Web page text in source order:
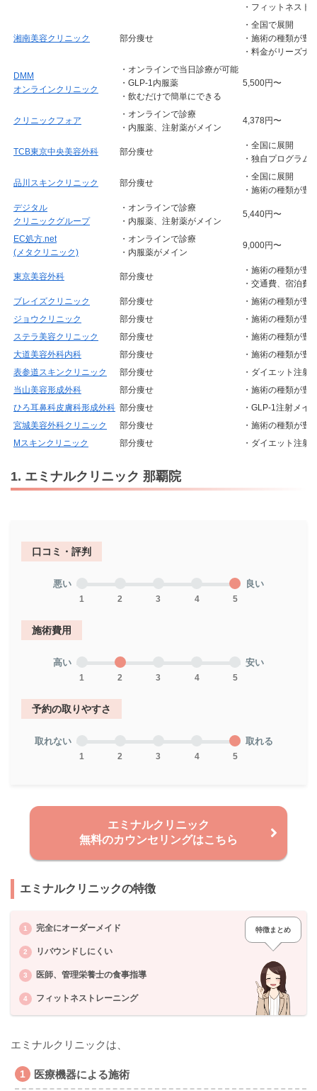
・フィットネスト
湘南美容クリニック 部分痩せ
・全国で展開
・施術の種類が豊
・料金がリーズナ
DMM
オンラインクリニック
・オンラインで当日診療が可能
・GLP-1内服薬
・飲むだけで簡単にできる
5,500円〜
クリニックフォア
・オンラインで診療
・内服薬、注射薬がメイン
4,378円〜
TCB東京中央美容外科 部分痩せ
・全国に展開
・独自プログラム
品川スキンクリニック 部分痩せ
・全国に展開
・施術の種類が豊
デジタル
クリニックグループ
・オンラインで診療
・内服薬、注射薬がメイン
5,440円〜
EC処方.net
(メタクリニック)
・オンラインで診療
・内服薬がメイン
9,000円〜
東京美容外科 部分痩せ
・施術の種類が豊
・交通費、宿泊費
ブレイズクリニック
部分痩せ
・施術の種類が豊
ジョウクリニック
部分痩せ
・施術の種類が豊
ステラ美容クリニック
部分痩せ
・施術の種類が豊
大道美容外科内科
部分痩せ
・施術の種類が豊
表参道スキンクリニック
部分痩せ
・ダイエット注射
当山美容形成外科
部分痩せ
・施術の種類が豊
ひろ耳鼻科皮膚科形成外科 部分痩せ
・GLP-1注射メイ
宮城美容外科クリニック
部分痩せ
・施術の種類が豊
Mスキンクリニック
部分痩せ ・ダイエット注射
1. エミナルクリニック 那覇院
口コミ・評判
悪い
1 2 3 4 5
良い
施術費用
高い
1 2 3 4 5
安い
予約の取りやすさ
取れない
1 2 3 4 5
取れる
エミナルクリニック
無料のカウンセリングはこちら
エミナルクリニックの特徴
完全にオーダーメイド
リバウンドしにくい
医師、管理栄養士の食事指導
フィットネストレーニング
特徴まとめ
エミナルクリニックは、
医療機器による施術